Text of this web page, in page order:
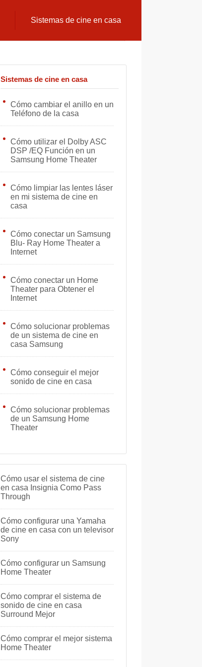
Sistemas de cine en casa
Sistemas de cine en casa
Cómo cambiar el anillo en un
Teléfono de la casa
Cómo utilizar el Dolby ASC
DSP /EQ Función en un
Samsung Home Theater
Cómo limpiar las lentes láser
en mi sistema de cine en
casa
Cómo conectar un Samsung
Blu- Ray Home Theater a
Internet
Cómo conectar un Home
Theater para Obtener el
Internet
Cómo solucionar problemas
de un sistema de cine en
casa Samsung
Cómo conseguir el mejor
sonido de cine en casa
Cómo solucionar problemas
de un Samsung Home
Theater
Cómo usar el sistema de cine
en casa Insignia Como Pass
Through
Cómo configurar una Yamaha
de cine en casa con un televisor
Sony
Cómo configurar un Samsung
Home Theater
Cómo comprar el sistema de
sonido de cine en casa
Surround Mejor
Cómo comprar el mejor sistema
Home Theater